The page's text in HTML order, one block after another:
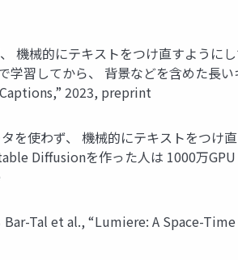
機械的にテキストをつけ直すように
習してから、 背景などを含めた長
2023, preprint
使わず、 機械的にテキストをつけ
Diffusionを作った人は 1000万
Tal et al., “Lumiere: A Space-